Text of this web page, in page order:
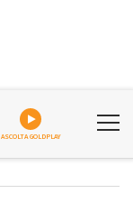
ASCOLTA GOLDPLAY